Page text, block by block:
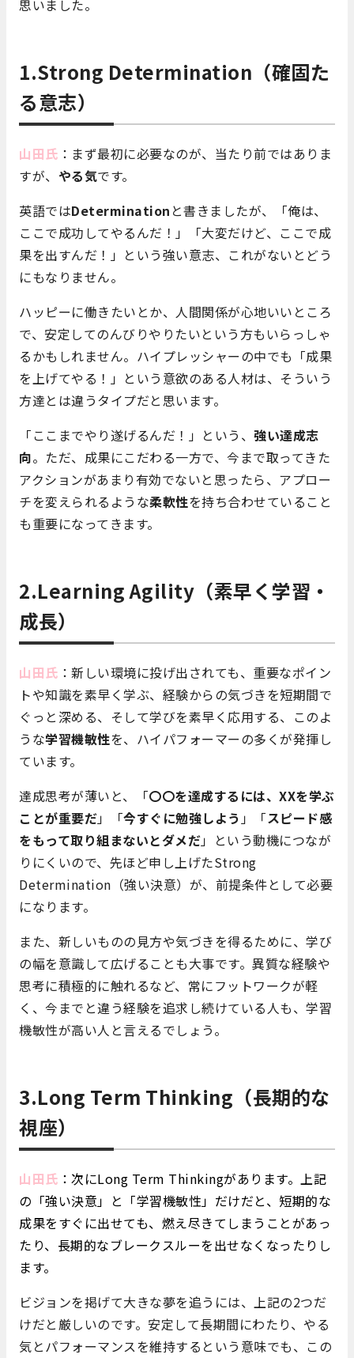
思いました。
1.Strong Determination（確固た
る意志）
山田氏 ：まず最初に必要なのが、当たり前ではありま
すが、 やる気です。
英語ではDetermination と書きましたが、「俺は、
ここで成功してやるんだ！」「大変だけど、ここで成
果を出すんだ！」という強い意志、これがないとどう
にもなりません。
ハッピーに働きたいとか、人間関係が心地いいところ
で、安定してのんびりやりたいという方もいらっしゃ
るかもしれません。ハイプレッシャーの中でも「成果
を上げてやる！」という意欲のある人材は、そういう
方達とは違うタイプだと思います。
「ここまでやり遂げるんだ！」という、 強い達成志
向。ただ、成果にこだわる一方で、今まで取ってきた
アクションがあまり有効でないと思ったら、アプロー
チを変えられるような柔軟性を持ち合わせていること
も重要になってきます。
2.Learning Agility（素早く学習・
成長）
山田氏 ：新しい環境に投げ出されても、重要なポイン
トや知識を素早く学ぶ、経験からの気づきを短期間で
ぐっと深める、そして学びを素早く応用する、このよ
うな学習機敏性を、ハイパフォーマーの多くが発揮し
ています。
達成思考が薄いと、「〇〇を達成するには、XXを学ぶ
ことが重要だ」「今すぐに勉強しよう 」「スピード感
をもって取り組まないとダメだ」という動機につなが
りにくいので、先ほど申し上げたStrong
Determination（強い決意）が、前提条件として必要
になります。
また、新しいものの見方や気づきを得るために、学び
の幅を意識して広げることも大事です。異質な経験や
思考に積極的に触れるなど、常にフットワークが軽
く、今までと違う経験を追求し続けている人も、学習
機敏性が高い人と言えるでしょう。
3.Long Term Thinking（長期的な
視座）
山田氏 ： 次にLong Term Thinkingがあります。上記
の「強い決意」と「学習機敏性」だけだと、短期的な
成果をすぐに出せても、燃え尽きてしまうことがあっ
たり、長期的なブレークスルーを出せなくなったりし
ます。
ビジョンを掲げて大きな夢を追うには、上記の2つだ
けだと厳しいのです。安定して長期間にわたり、やる
気とパフォーマンスを維持するという意味でも、この